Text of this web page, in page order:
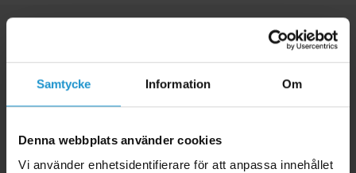
Samtycke Information Om
Denna webbplats använder cookies
Vi använder enhetsidentifierare för att anpassa innehållet